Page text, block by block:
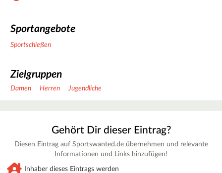
Sportangebote
Sportschießen
Zielgruppen
Damen Herren Jugendliche
Gehört Dir dieser Eintrag?
Diesen Eintrag auf Sportswanted.de übernehmen und relevante
Informationen und Links hinzufügen!
Inhaber dieses Eintrags werden